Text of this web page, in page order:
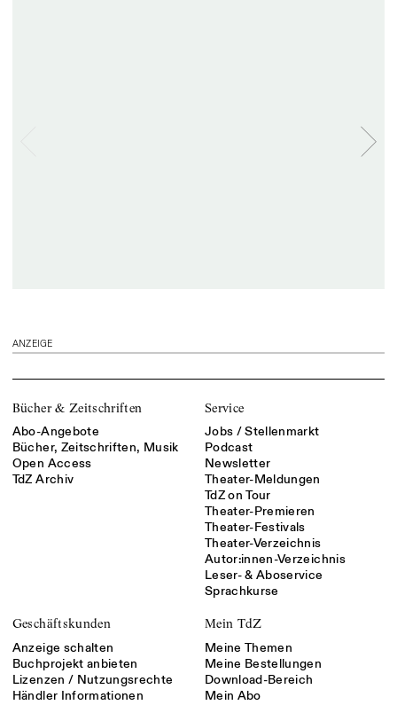
ANZEIGE
Bücher & Zeitschriften
Abo-Angebote
Bücher, Zeitschriften, Musik
Open Access
TdZ Archiv
Service
Jobs / Stellenmarkt
Podcast
Newsletter
Theater-Meldungen
TdZ on Tour
Theater-Premieren
Theater-Festivals
Theater-Verzeichnis
Autor:innen-Verzeichnis
Leser- & Aboservice
Sprachkurse
Geschäftskunden
Anzeige schalten
Buchprojekt anbieten
Lizenzen / Nutzungsrechte
Händler Informationen
Mein TdZ
Meine Themen
Meine Bestellungen
Download-Bereich
Mein Abo